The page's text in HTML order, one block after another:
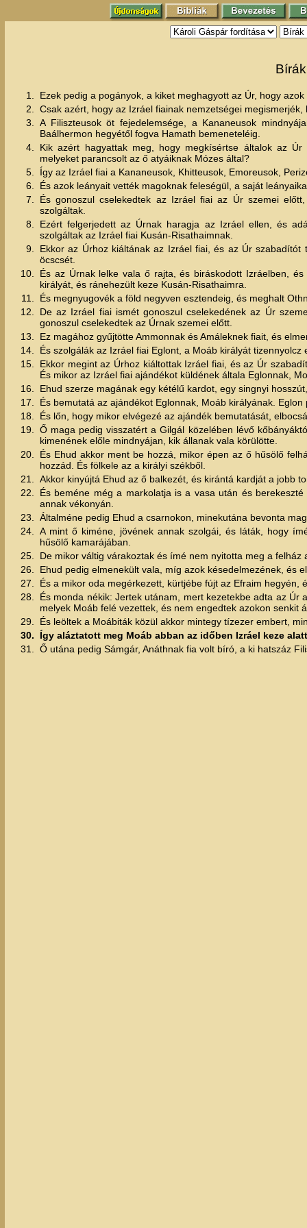
1.
Ezek pedig a pogányok, a kiket meghagyott az Úr, hogy
2.
Csak azért, hogy az Izráel fiainak nemzetségei
3.
A Filiszteusok öt fejedelemsége, a Kananeusok
Baálhermon hegyétől fogva Hamath bemeneteléig.
4.
Kik azért hagyattak meg, hogy megkísértse általok az
melyeket parancsolt az ő atyáiknak Mózes által?
5.
Így az Izráel fiai a Kananeusok, Khitteusok, Emoreusok,
6.
És azok leányait vették magoknak feleségül, a saját
7.
És gonoszul cselekedtek az Izráel fiai az Úr szemei
szolgáltak.
8.
Ezért felgerjedett az Úrnak haragja az Izráel ellen, és
szolgáltak az Izráel fiai Kusán-Risathaimnak.
9.
Ekkor az Úrhoz kiáltának az Izráel fiai, és az Úr
öcscsét.
10.
És az Úrnak lelke vala ő rajta, és biráskodott Izráelben,
királyát, és ránehezült keze Kusán-Risathaimra.
11.
És megnyugovék a föld negyven esztendeig, és meghalt
12.
De az Izráel fiai ismét gonoszul cselekedének az Úr
gonoszul cselekedtek az Úrnak szemei előtt.
13.
Ez magához gyűjtötte Ammonnak és Amáleknek fiait, és
14.
És szolgálák az Izráel fiai Eglont, a Moáb királyát tizennyolcz
15.
Ekkor megint az Úrhoz kiáltottak Izráel fiai, és az Úr
És mikor az Izráel fiai ajándékot küldének általa Eglonnak,
16.
Ehud szerze magának egy kétélű kardot, egy singnyi
17.
És bemutatá az ajándékot Eglonnak, Moáb királyának.
18.
És lőn, hogy mikor elvégezé az ajándék bemutatását,
19.
Ő maga pedig visszatért a Gilgál közelében lévő
kimenének előle mindnyájan, kik állanak vala körülötte.
20.
És Ehud akkor ment be hozzá, mikor épen az ő hűsölő
hozzád. És fölkele az a királyi székből.
21.
Akkor kinyújtá Ehud az ő balkezét, és kirántá kardját a jobb
22.
És beméne még a markolatja is a vasa után és
annak vékonyán.
23.
Általméne pedig Ehud a csarnokon, minekutána bevonta
24.
A mint ő kiméne, jövének annak szolgái, és láták, hogy
hűsölő kamarájában.
25.
De mikor váltig várakoztak és ímé nem nyitotta meg a
26.
Ehud pedig elmenekült vala, míg azok késedelmezének, és
27.
És a mikor oda megérkezett, kürtjébe fújt az Efraim
28.
És monda nékik: Jertek utánam, mert kezetekbe adta az
melyek Moáb felé vezettek, és nem engedtek azokon senkit
29.
És leöltek a Moábiták közül akkor mintegy tízezer embert,
30.
Így aláztatott meg Moáb abban az időben Izráel keze
31.
Ő utána pedig Sámgár, Anáthnak fia volt bíró, a ki hatszáz